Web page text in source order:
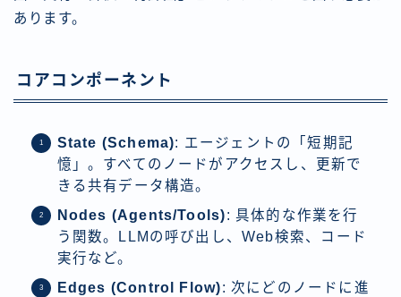
あります。
コアコンポーネント
State (Schema): エージェントの「短期記
憶」。すべてのノードがアクセスし、更新で
きる共有データ構造。
Nodes (Agents/Tools): 具体的な作業を行
う関数。LLMの呼び出し、Web検索、コード
実行など。
Edges (Control Flow): 次にどのノードに進